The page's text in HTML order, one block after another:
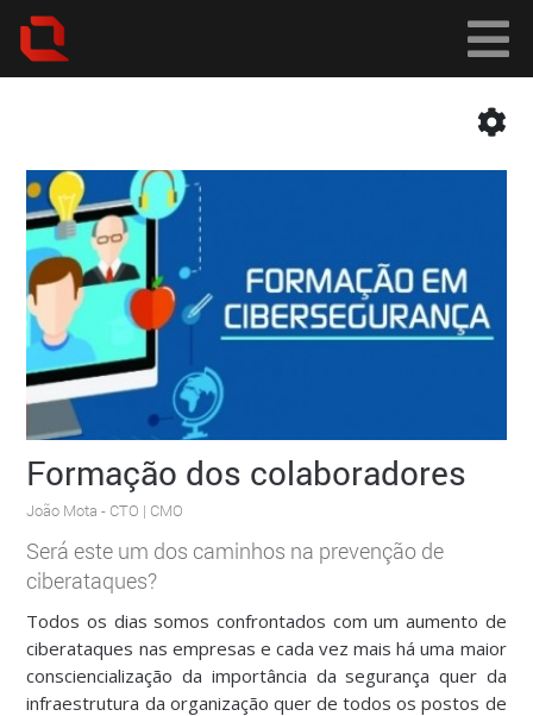
Formação dos colaboradores
João Mota- CTO | CMO
Será este um dos caminhos na prevenção de
ciberataques?
Todos os dias somos confrontados com um aumento de
ciberataques nas empresas e cada vez mais há uma maior
consciencialização da importância da segurança quer da
infraestrutura da organização quer de todos os postos de